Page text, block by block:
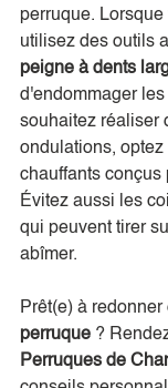
perruque.
utilisez des outils
peigne à dents
d'endommager
souhaitez réaliser
ondulations,
chauffants conçus
Évitez aussi les
qui peuvent tirer
abîmer.
Prêt(e) à
perruque ?
Perruques de